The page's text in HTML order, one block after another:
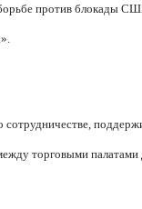
против блокады
сотрудничестве,
торговыми палатами